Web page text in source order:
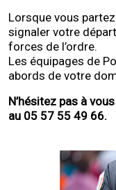
Lorsque vous
signaler votre
forces de l’ordre.
Les équipages de
abords de votre
N’hésitez pas à
au 05 57 55 49 66.